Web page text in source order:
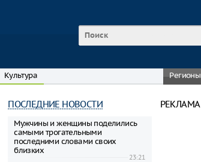
Культура Регионы
ПОСЛЕДНИЕ НОВОСТИ
Мужчины и женщины поделились
самыми трогательными
последними словами своих
близких
23:21
РЕКЛАМА